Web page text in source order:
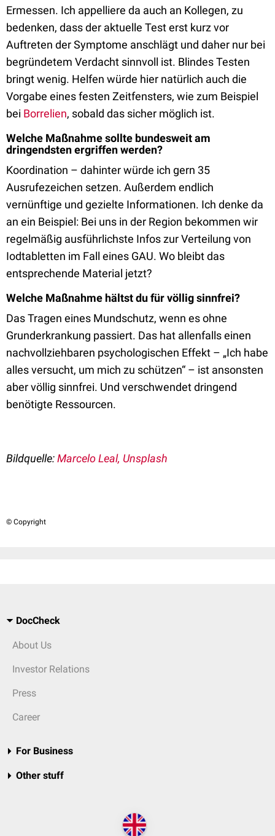
Ermessen. Ich appelliere da auch an Kollegen, zu
bedenken, dass der aktuelle Test erst kurz vor
Auftreten der Symptome anschlägt und daher nur bei
begründetem Verdacht sinnvoll ist. Blindes Testen
bringt wenig. Helfen würde hier natürlich auch die
Vorgabe eines festen Zeitfensters, wie zum Beispiel
bei Borrelien, sobald das sicher möglich ist.
Welche Maßnahme sollte bundesweit am
dringendsten ergriffen werden?
Koordination – dahinter würde ich gern 35
Ausrufezeichen setzen. Außerdem endlich
vernünftige und gezielte Informationen. Ich denke da
an ein Beispiel: Bei uns in der Region bekommen wir
regelmäßig ausführlichste Infos zur Verteilung von
Iodtabletten im Fall eines GAU. Wo bleibt das
entsprechende Material jetzt?
Welche Maßnahme hältst du für völlig sinnfrei?
Das Tragen eines Mundschutz, wenn es ohne
Grunderkrankung passiert. Das hat allenfalls einen
nachvollziehbaren psychologischen Effekt – „Ich habe
alles versucht, um mich zu schützen“ – ist ansonsten
aber völlig sinnfrei. Und verschwendet dringend
benötigte Ressourcen.
Bildquelle:Marcelo Leal, Unsplash
© Copyright
DocCheck
About Us
Investor Relations
Press
Career
For Business
Other stuff